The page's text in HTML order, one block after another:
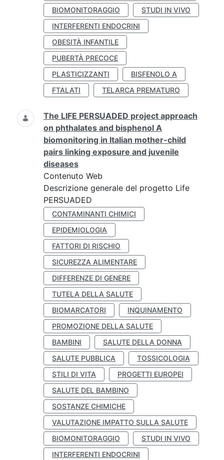
BIOMONITORAGGIO
STUDI IN VIVO
INTERFERENTI ENDOCRINI
OBESITÀ INFANTILE
PUBERTÀ PRECOCE
PLASTICIZZANTI
BISFENOLO A
FTALATI
TELARCA PREMATURO
The LIFE PERSUADED project approach
on phthalates and bisphenol A
biomonitoring in Italian mother-child
pairs linking exposure and juvenile
diseases
Contenuto Web
Descrizione generale del progetto Life
PERSUADED
CONTAMINANTI CHIMICI
EPIDEMIOLOGIA
FATTORI DI RISCHIO
SICUREZZA ALIMENTARE
DIFFERENZE DI GENERE
TUTELA DELLA SALUTE
BIOMARCATORI
INQUINAMENTO
PROMOZIONE DELLA SALUTE
BAMBINI
SALUTE DELLA DONNA
SALUTE PUBBLICA
TOSSICOLOGIA
STILI DI VITA
PROGETTI EUROPEI
SALUTE DEL BAMBINO
SOSTANZE CHIMICHE
VALUTAZIONE IMPATTO SULLA SALUTE
BIOMONITORAGGIO
STUDI IN VIVO
INTERFERENTI ENDOCRINI